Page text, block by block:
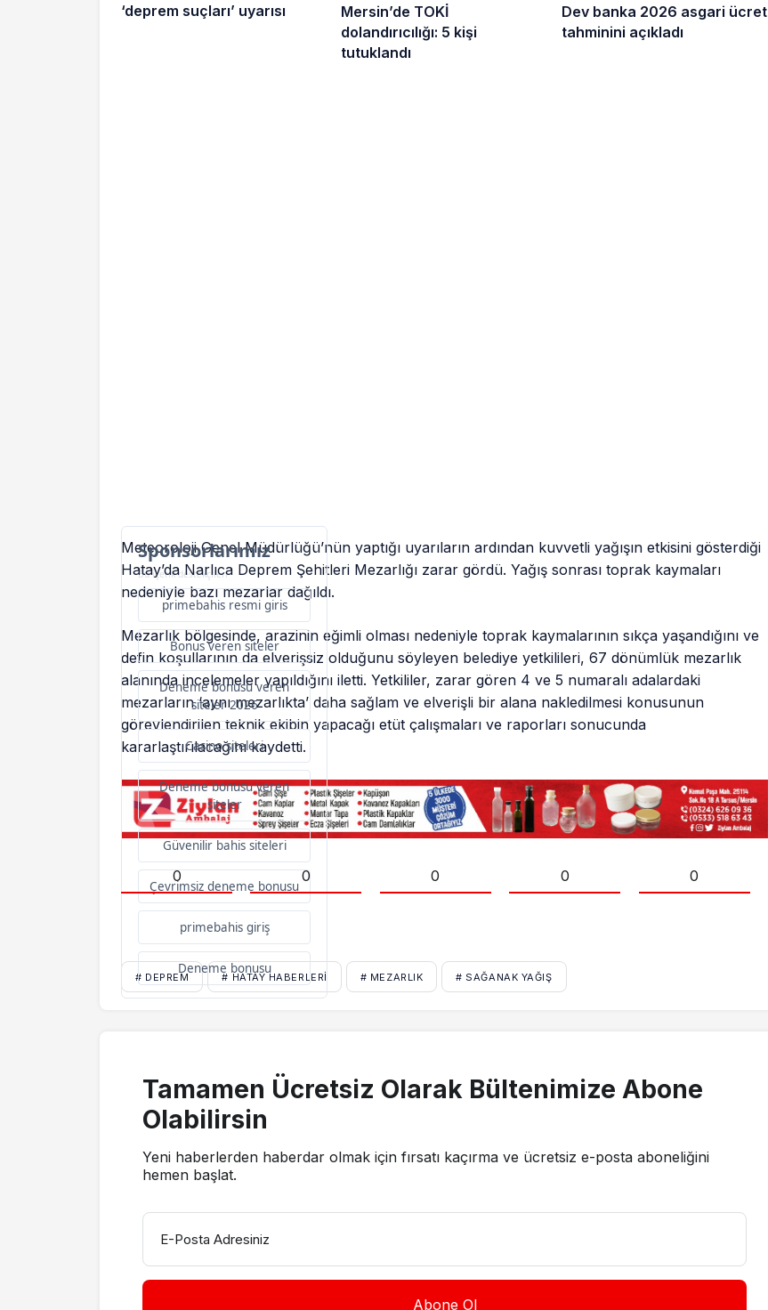
‘deprem suçları’ uyarısı
Sponsorlarımız
Bu içerik destekçileri
primebahis resmi giris
Bonus veren siteler
Deneme bonusu veren
siteler 2026
Casino siteleri
Deneme bonusu veren
siteler
Güvenilir bahis siteleri
Çevrimsiz deneme bonusu
primebahis giriş
Deneme bonusu
Mersin’de TOKİ
dolandırıcılığı: 5 kişi
tutuklandı
Dev banka 2026 asgari ücret
tahminini açıkladı
Meteoroloji Genel Müdürlüğü’nün yaptığı uyarıların ardından kuvvetli yağışın etkisini gösterdiği
Hatay’da Narlıca Deprem Şehitleri Mezarlığı zarar gördü. Yağış sonrası toprak kaymaları
nedeniyle bazı mezarlar dağıldı.
Mezarlık bölgesinde, arazinin eğimli olması nedeniyle toprak kaymalarının sıkça yaşandığını ve
defin koşullarının da elverişsiz olduğunu söyleyen belediye yetkilileri, 67 dönümlük mezarlık
alanında incelemeler yapıldığını iletti. Yetkililer, zarar gören 4 ve 5 numaralı adalardaki
mezarların ‘aynı mezarlıkta’ daha sağlam ve elverişli bir alana nakledilmesi konusunun
görevlendirilen teknik ekibin yapacağı etüt çalışmaları ve raporları sonucunda
kararlaştırılacağını kaydetti.
0 0 0 0 0
# DEPREM # HATAY HABERLERI # MEZARLIK # SAĞANAK YAĞIŞ
Tamamen Ücretsiz Olarak Bültenimize Abone
Olabilirsin
Yeni haberlerden haberdar olmak için fırsatı kaçırma ve ücretsiz e-posta aboneliğini
hemen başlat.
E-Posta Adresiniz